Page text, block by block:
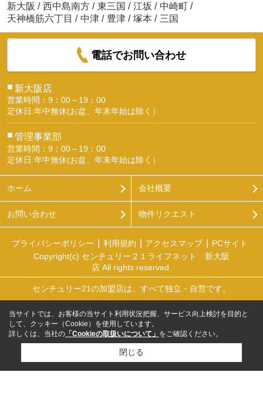
新大阪 / 西中島南方 / 東三国 / 江坂 / 中崎町 /
天神橋筋六丁目 / 中津 / 豊津 / 塚本 / 三国
電話でお問い合わせ
■ 新大阪店
営業時間：9：00～19：00
定休日:年中無休(お盆、年末年始は除く）
■ 管理事業部
営業時間：9：00～19：00
定休日:年中無休(お盆、年末年始は除く）
ホーム 会社概要
お問い合わせ 物件リクエスト
プライバシーポリシー 利用規約 アクセスマップ
PCサイト
Copyright(c) センチュリー２１ライフネット 新大阪
店 All rights reserved.
センチュリー21の加盟店は、すべて独立・自営です。
当サイトでは、お客様の当サイト利用状況把握、サービス向上検討を目的と
して、クッキー（Cookie）を使用しています。
詳しくは、当社の 「Cookieの取扱いについて」 をご確認ください。
閉じる